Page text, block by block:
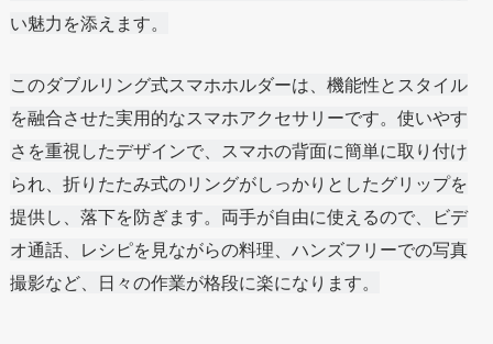
い魅力を添えます。
このダブルリング式スマホホルダーは、機能性とスタイル
を融合させた実用的なスマホアクセサリーです。使いやす
さを重視したデザインで、スマホの背面に簡単に取り付け
られ、折りたたみ式のリングがしっかりとしたグリップを
提供し、落下を防ぎます。両手が自由に使えるので、ビデ
オ通話、レシピを見ながらの料理、ハンズフリーでの写真
撮影など、日々の作業が格段に楽になります。